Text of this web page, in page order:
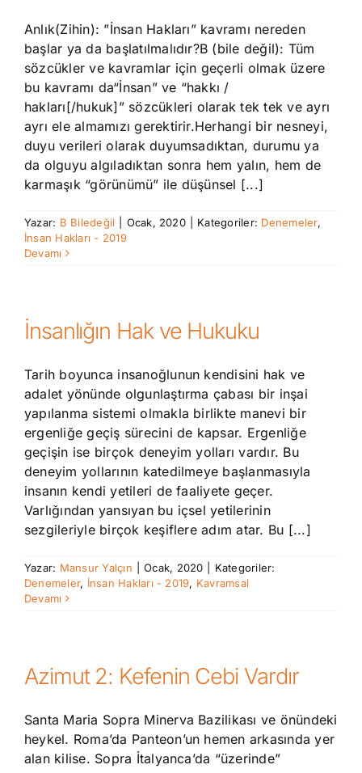
Anlık(Zihin): ”İnsan Hakları” kavramı nereden
başlar ya da başlatılmalıdır?B (bile değil): Tüm
sözcükler ve kavramlar için geçerli olmak üzere
bu kavramı da“İnsan” ve “hakkı /
hakları[/hukuk]” sözcükleri olarak tek tek ve ayrı
ayrı ele almamızı gerektirir.Herhangi bir nesneyi,
duyu verileri olarak duyumsadıktan, durumu ya
da olguyu algıladıktan sonra hem yalın, hem de
karmaşık “görünümü” ile düşünsel [...]
Yazar: B Biledeğil Ocak, 2020 Kategoriler: Denemeler,
İnsan Hakları - 2019
Devamı
İnsanlığın Hak ve Hukuku
Tarih boyunca insanoğlunun kendisini hak ve
adalet yönünde olgunlaştırma çabası bir inşai
yapılanma sistemi olmakla birlikte manevi bir
ergenliğe geçiş sürecini de kapsar. Ergenliğe
geçişin ise birçok deneyim yolları vardır. Bu
deneyim yollarının katedilmeye başlanmasıyla
insanın kendi yetileri de faaliyete geçer.
Varlığından yansıyan bu içsel yetilerinin
sezgileriyle birçok keşiflere adım atar. Bu [...]
Yazar: Mansur Yalçın Ocak, 2020
Kategoriler:
Denemeler, İnsan Hakları - 2019, Kavramsal
Devamı
Azimut 2: Kefenin Cebi Vardır
Santa Maria Sopra Minerva Bazilikası ve önündeki
heykel. Roma’da Panteon’un hemen arkasında yer
alan kilise. Sopra İtalyanca’da “üzerinde”